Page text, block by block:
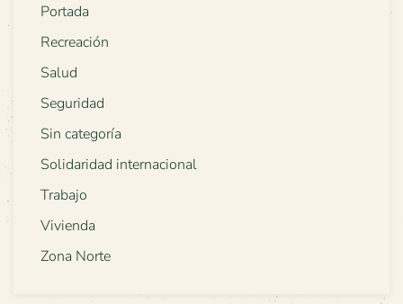
Portada
Recreación
Salud
Seguridad
Sin categoría
Solidaridad internacional
Trabajo
Vivienda
Zona Norte